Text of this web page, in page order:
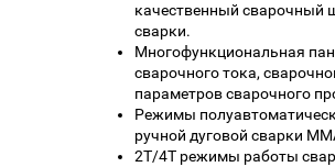
качественный сварочный
сварки.
Многофункциональная
сварочного тока,
параметров сварочного
Режимы
ручной дуговой сварки
2Т/4Т режимы работы